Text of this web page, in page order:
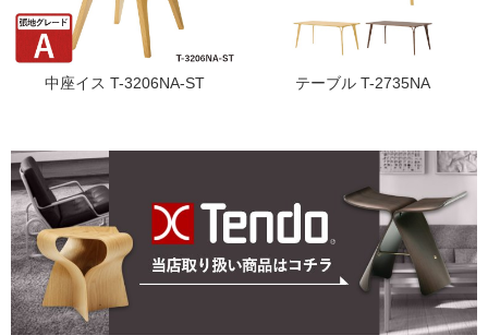
中座イス T-3206NA-ST テーブル T-2735NA